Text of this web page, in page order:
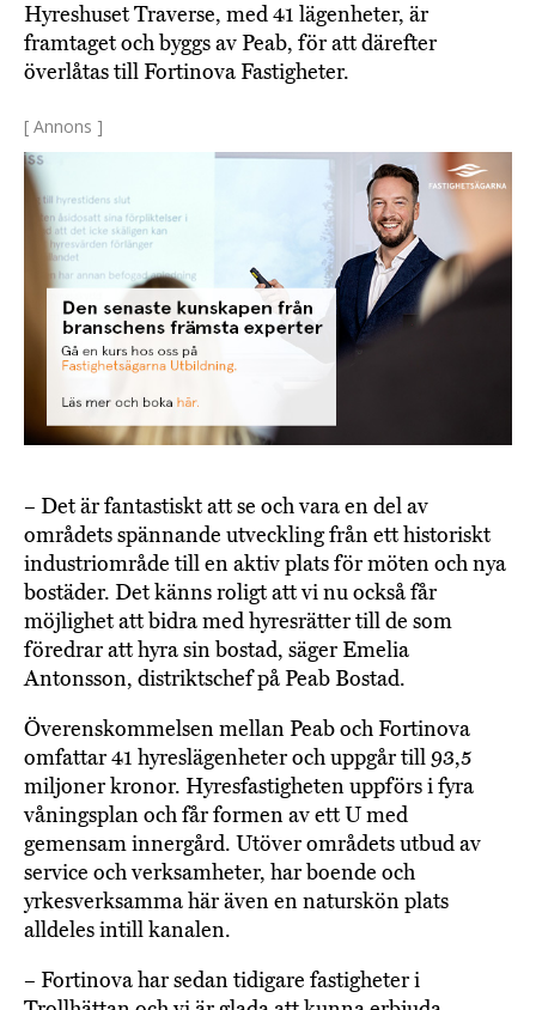
Hyreshuset Traverse, med 41 lägenheter, är
framtaget och byggs av Peab, för att därefter
överlåtas till Fortinova Fastigheter.
[ Annons ]
– Det är fantastiskt att se och vara en del av
områdets spännande utveckling från ett historiskt
industriområde till en aktiv plats för möten och nya
bostäder. Det känns roligt att vi nu också får
möjlighet att bidra med hyresrätter till de som
föredrar att hyra sin bostad, säger Emelia
Antonsson, distriktschef på Peab Bostad.
Överenskommelsen mellan Peab och Fortinova
omfattar 41 hyreslägenheter och uppgår till 93,5
miljoner kronor. Hyresfastigheten uppförs i fyra
våningsplan och får formen av ett U med
gemensam innergård. Utöver områdets utbud av
service och verksamheter, har boende och
yrkesverksamma här även en naturskön plats
alldeles intill kanalen.
– Fortinova har sedan tidigare fastigheter i